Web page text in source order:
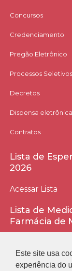
Concursos
Credenciamento
Pregão Eletrônico
Processos Seletivos
Decretos
Dispensa eletrônica
Contratos
Lista de
2026
Acessar Lista
Lista de
Farmácia de
Este site usa
experiência do